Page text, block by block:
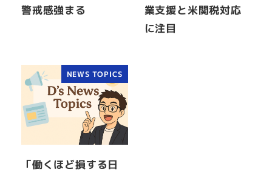
警戒感強まる
業支援と米関税対応
に注目
NEWS TOPICS
「働くほど損する日